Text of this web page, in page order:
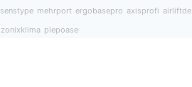
senstype mehrport ergobasepro axisprofi airliftde
zonixklima piepoase